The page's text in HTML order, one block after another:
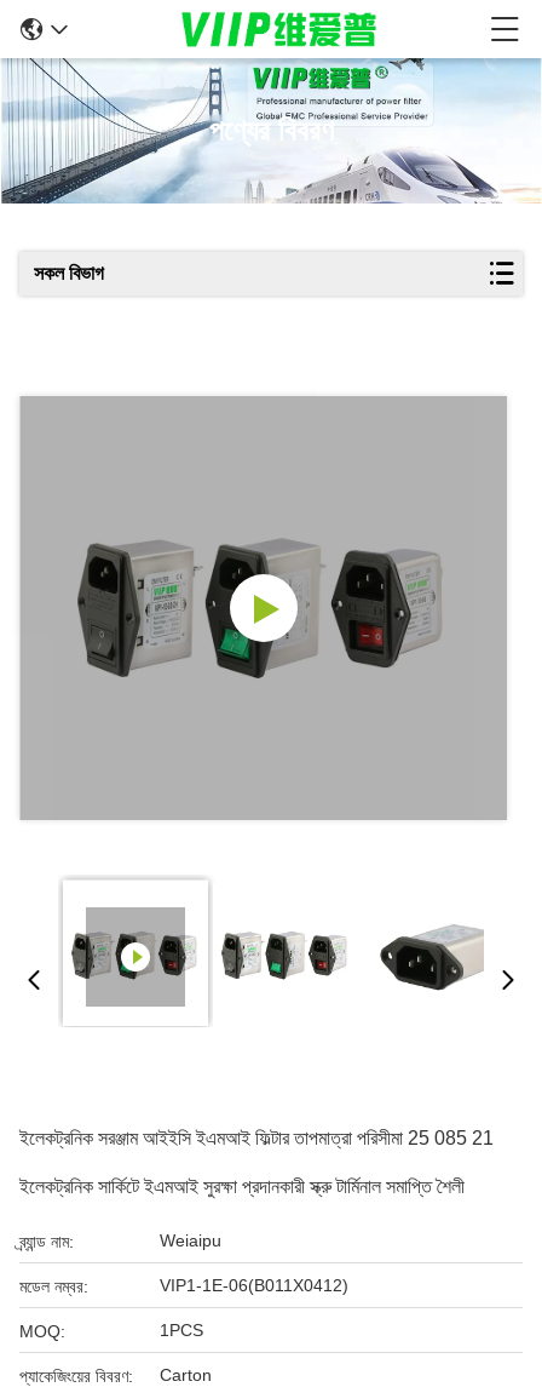
পণ্যের বিবরণ
সকল বিভাগ
ইলেকট্রনিক সরঞ্জাম আইইসি ইএমআই ফিল্টার তাপমাত্রা পরিসীমা 25 085 21
ইলেকট্রনিক সার্কিটে ইএমআই সুরক্ষা প্রদানকারী স্ক্রু টার্মিনাল সমাপ্তি শৈলী
ব্র্যান্ড নাম: Weiaipu
মডেল নম্বর: VIP1-1E-06(B011X0412)
MOQ: 1PCS
প্যাকেজিংয়ের বিবরণ: Carton